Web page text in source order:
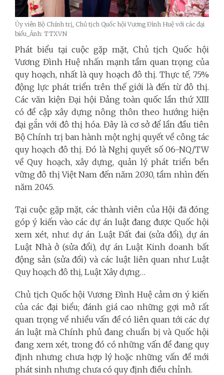
Ủy viên Bộ Chính trị, Chủ tịch Quốc hội Vương Đình Huệ với các đại
biểu_Ảnh: TTXVN
Phát biểu tại cuộc gặp mặt, Chủ tịch Quốc hội
Vương Đình Huệ nhấn mạnh tầm quan trọng của
quy hoạch, nhất là quy hoạch đô thị. Thực tế, 75%
động lực phát triển trên thế giới là đến từ đô thị.
Các văn kiện Đại hội Đảng toàn quốc lần thứ XIII
có đề cập xây dựng nông thôn theo hướng hiện
đại gắn với đô thị hóa. Đây là cơ sở để lần đầu tiên
Bộ Chính trị ban hành một nghị quyết về công tác
quy hoạch đô thị. Đó là Nghị quyết số 06-NQ/TW
về Quy hoạch, xây dựng, quản lý phát triển bền
vững đô thị Việt Nam đến năm 2030, tầm nhìn đến
năm 2045.
Tại cuộc gặp mặt, các thành viên của Hội đã đóng
góp ý kiến vào các dự án luật đang được Quốc hội
xem xét, như: dự án Luật Đất đai (sửa đổi), dự án
Luật Nhà ở (sửa đổi), dự án Luật Kinh doanh bất
động sản (sửa đổi) và các luật liên quan như Luật
Quy hoạch đô thị, Luật Xây dựng…
Chủ tịch Quốc hội Vương Đình Huệ cảm ơn ý kiến
của các đại biểu; đánh giá cao những gợi mở rất
quan trọng về nhiều vấn đề có liên quan tới các dự
án luật mà Chính phủ đang chuẩn bị và Quốc hội
đang xem xét, trong đó có những vấn đề đang quy
định nhưng chưa hợp lý hoặc những vấn đề mới
phát sinh nhưng chưa có quy định điều chỉnh.